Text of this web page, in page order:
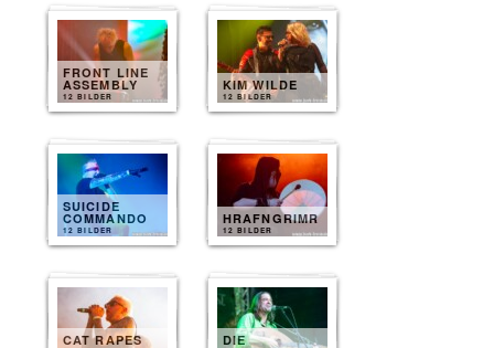
FRONT LINE
ASSEMBLY
12 BILDER
KIM WILDE
12 BILDER
SUICIDE
COMMANDO
12 BILDER
HRAFNGRIMR
12 BILDER
CAT RAPES DIE